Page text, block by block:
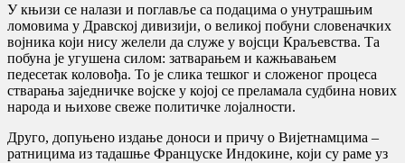
У књизи се налази и поглавље са подацима о унутрашњим
ломовима у Дравској дивизији, о великој побуни словеначких
војника који нису желели да служе у војсци Краљевства. Та
побуна је угушена силом: затварањем и кажњавањем
педесетак коловођа. То је слика тешког и сложеног процеса
стварања заједничке војске у којој се преламала судбина нових
народа и њихове свеже политичке лојалности.
Друго, допуњено издање доноси и причу о Вијетнамцима –
ратницима из тадашње Француске Индокине, који су раме уз